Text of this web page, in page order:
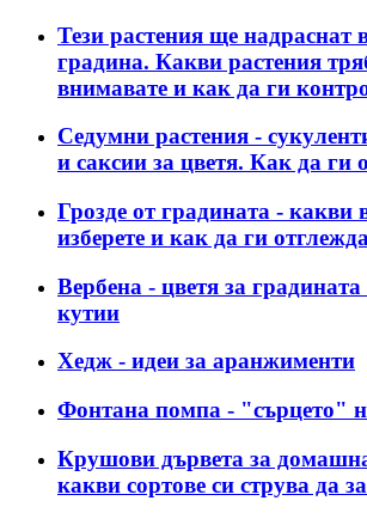
Тези растения ще надраснат
градина. Какви растения
внимавате и как да ги
Седумни растения -
и саксии за цветя. Как да ги
Грозде от градината - какви
изберете и как да ги
Вербена - цветя за
кутии
Хедж - идеи за аранжименти
Фонтана помпа - "сърцето"
Крушови дървета за
какви сортове си струва да